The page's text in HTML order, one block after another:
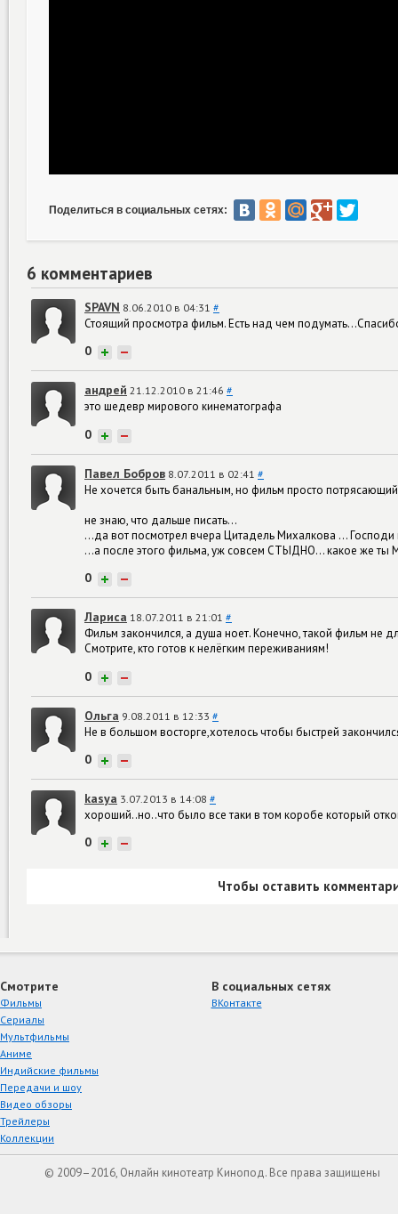
Поделиться в социальных сетях:
6 комментариев
SPAVN 8.06.2010 в 04:31 #
Стоящий просмотра фильм. Есть над чем
0 + −
андрей 21.12.2010 в 21:46 #
это шедевр мирового кинематографа
0 + −
Павел Бобров 8.07.2011 в 02:41 #
Не хочется быть банальным, но фильм просто
не знаю, что дальше писать...
...да вот посмотрел вчера Цитадель Михалкова ...
...а после этого фильма, уж совсем СТЫДНО... какое же ты
0 + −
Лариса 18.07.2011 в 21:01 #
Фильм закончился, а душа ноет. Конечно, такой фильм не
Смотрите, кто готов к нелёгким переживаниям!
0 + −
Ольга 9.08.2011 в 12:33 #
Не в большом восторге,хотелось чтобы быстрей
0 + −
kasya 3.07.2013 в 14:08 #
хороший..но..что было все таки в том коробе который
0 + −
Чтобы оставить
Смотрите
Фильмы
Сериалы
Мультфильмы
Аниме
Индийские фильмы
Передачи и шоу
Видео обзоры
Трейлеры
Коллекции
В социальных сетях
ВКонтакте
© 2009–2016, Онлайн кинотеатр Кинопод. Все права защищены